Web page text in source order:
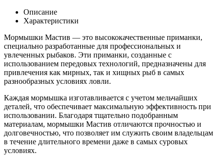
Описание
Характеристики
Мормышки Мастив — это высококачественные приманки,
специально разработанные для профессиональных и
увлеченных рыбаков. Эти приманки, созданные с
использованием передовых технологий, предназначены для
привлечения как мирных, так и хищных рыб в самых
разнообразных условиях ловли.
Каждая мормышка изготавливается с учетом мельчайших
деталей, что обеспечивает максимальную эффективность при
использовании. Благодаря тщательно подобранным
материалам, мормышки Мастив отличаются прочностью и
долговечностью, что позволяет им служить своим владельцам
в течение длительного времени даже в самых суровых
условиях.